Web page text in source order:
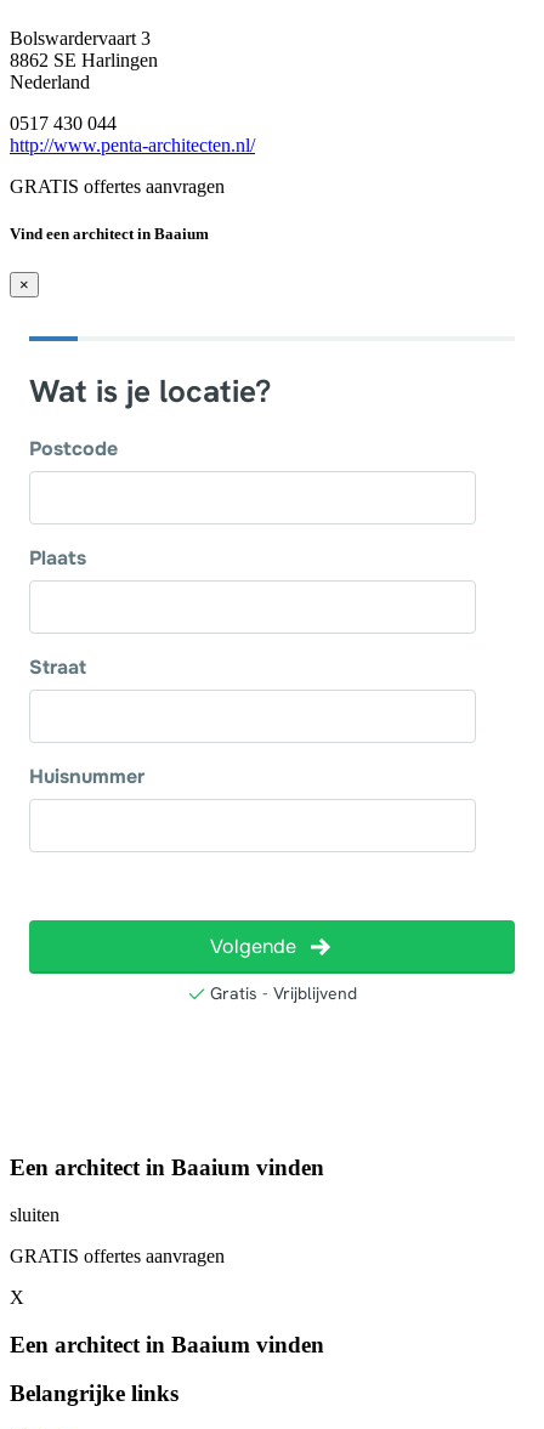
Bolswardervaart 3
8862 SE Harlingen
Nederland
0517 430 044
http://www.penta-architecten.nl/
GRATIS offertes aanvragen
Vind een architect in Baaium
×
Een architect in Baaium vinden
sluiten
GRATIS offertes aanvragen
X
Een architect in Baaium vinden
Belangrijke links